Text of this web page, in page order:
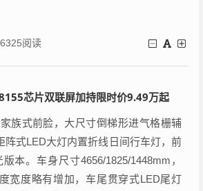
阅读
族式前脸，大尺寸倒梯形进气格栅辅
阵式LED大灯内置折线日间行车灯，前
本。车身尺寸4656/1825/1448mm，
宽度略有增加，车尾贯穿式LED尾灯